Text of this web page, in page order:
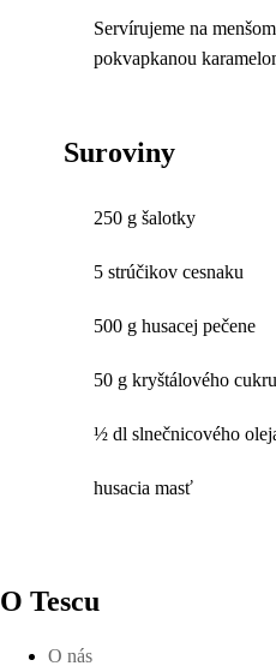
Servírujeme na
pokvapkanou
Suroviny
250 g šalotky
5 strúčikov cesnaku
500 g husacej pečene
50 g kryštálového cukru
½ dl slnečnicového
husacia masť
O Tescu
O nás